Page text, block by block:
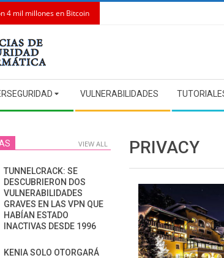
4 mil millones en Bitcoin
VULNERABILIDADES
PRIVACY
VIEW ALL
TUNNELCRACK: SE
DESCUBRIERON DOS
VULNERABILIDADES
GRAVES EN LAS VPN QUE
HABÍAN ESTADO
INACTIVAS DESDE 1996
KENIA SOLO OTORGARÁ